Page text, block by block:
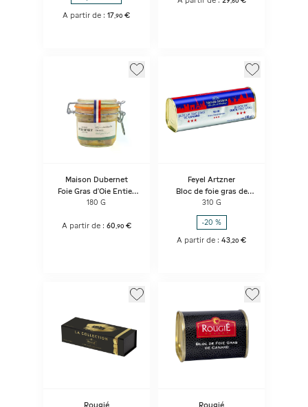
A partir de :17 ,90 €
Maison Dubernet
Foie Gras d’Oie Entier
en Bocal – 180 g
180 G
A partir de : 60,90 €
Feyel Artzner
Bloc de foie gras de
canard Exclusiv Tr
310 G
-20 %
A partir de :43,20 €
Rougié Rougié